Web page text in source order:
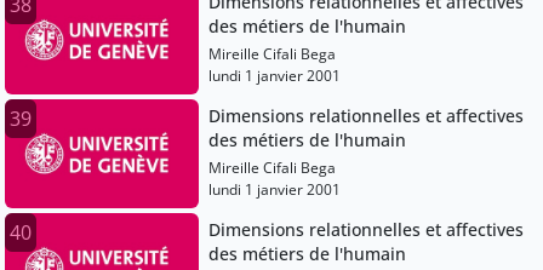
des métiers de l'humain
Mireille Cifali Bega
lundi 1 janvier 2001
39
Dimensions relationnelles et affectives
des métiers de l'humain
Mireille Cifali Bega
lundi 1 janvier 2001
40
Dimensions relationnelles et affectives
des métiers de l'humain